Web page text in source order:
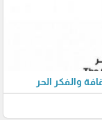
والفكر الحر